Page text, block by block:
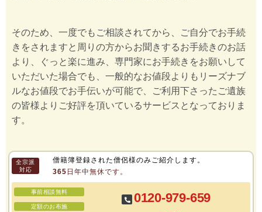
そのため、一度でもご相談されてから、ご自分でお手続
きをされますと周りの方からお聞きするお手続きのお話
より、ぐっと楽に進み、専門家にお手続きをお願いして
いただいた場合でも、一般的なお値段よりもリーズナブ
ルなお値段でお手伝いが可能で、ご利用下さったご遺族
の皆様よりご好評を頂いているサービスとなっておりま
す。
全宗派
対応
僧籍簿登録された僧侶様のみご紹介します。
365日年中無休です。
事前相談無料
定額のお布施
0120-979-659